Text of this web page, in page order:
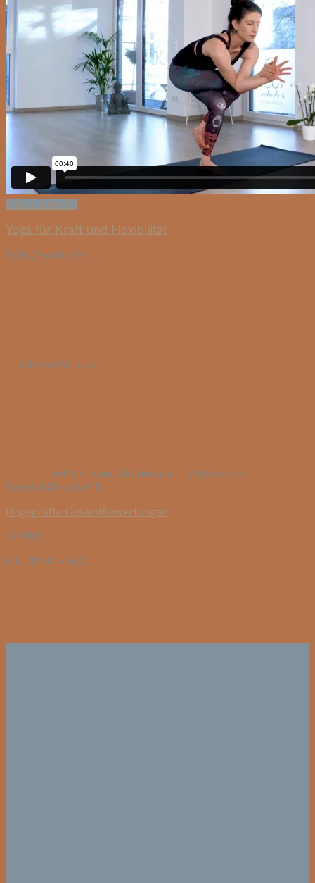
Schnellansicht
Yoga für Kraft und Flexibilität
3std 15 minuten
3 Einzel Videos
mit Tina von Jakubowski
Mittelstufe
Rated 5.00 out of 5
Ungeprüfte Gesamtbewertungen
19,90 €
inkl. 19 % MwSt.